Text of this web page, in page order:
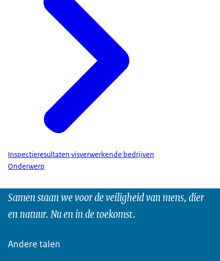
Inspectieresultaten visverwerkende bedrijven
Onderwerp
Samen staan we voor de veiligheid van mens, dier
en natuur. Nu en in de toekomst.
Andere talen